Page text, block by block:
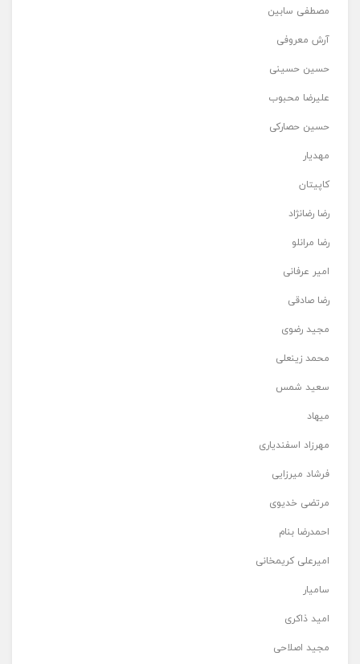
مصطفی سابین
آرش معروفی
حسین حسینی
علیرضا محبوب
حسین حصارکی
مهدیار
کاپیتان
رضا رضانژاد
رضا مرانلو
امیر عرفانی
رضا صادقی
مجید رضوی
محمد زینعلی
سعید شمس
میهاد
مهرزاد اسفندیاری
فرشاد میرزایی
مرتضی خدیوی
احمدرضا بنام
امیرعلی کریمخانی
سامیار
امید ذاکری
مجید اصلاحی